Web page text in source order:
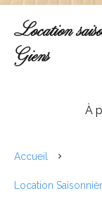
Location
Giens
À
Accueil
Location